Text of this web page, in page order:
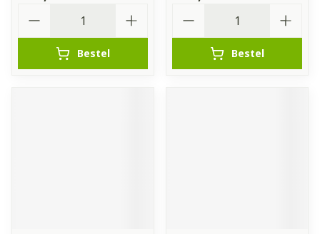
Bestel Bestel